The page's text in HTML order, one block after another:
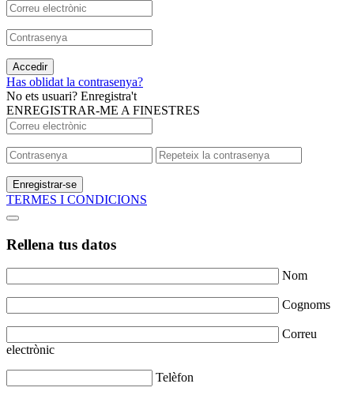
Accedir
Has oblidat la contrasenya?
No ets usuari? Enregistra't
ENREGISTRAR-ME A FINESTRES
Enregistrar-se
TERMES I CONDICIONS
Rellena tus datos
Nom
Cognoms
Correu
electrònic
Telèfon